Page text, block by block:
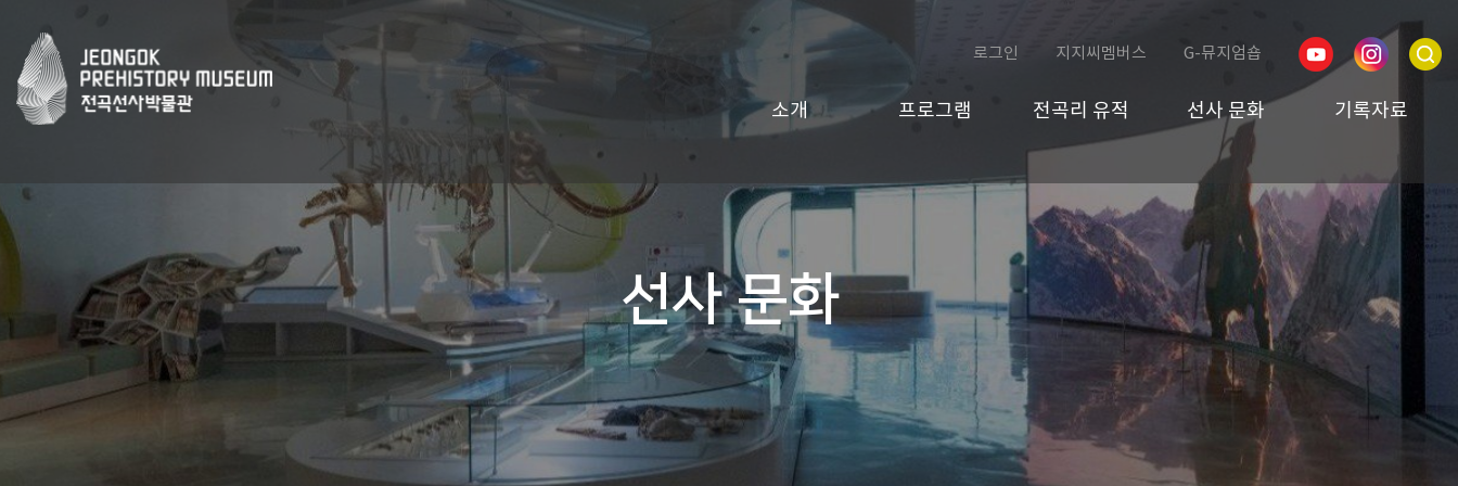
로그인 지지씨멤버스 G-뮤지엄숍
소개 프로그램 전곡리 유적 선사 문화 기록자료
선사 문화